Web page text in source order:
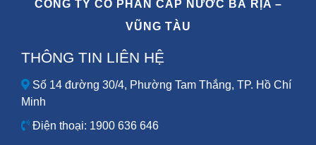
CÔNG TY CỔ PHẦN CẤP NƯỚC BÀ RỊA –
VŨNG TÀU
THÔNG TIN LIÊN HỆ
Số 14 đường 30/4, Phường Tam Thắng, TP. Hồ Chí
Minh
Điện thoại: 1900 636 646